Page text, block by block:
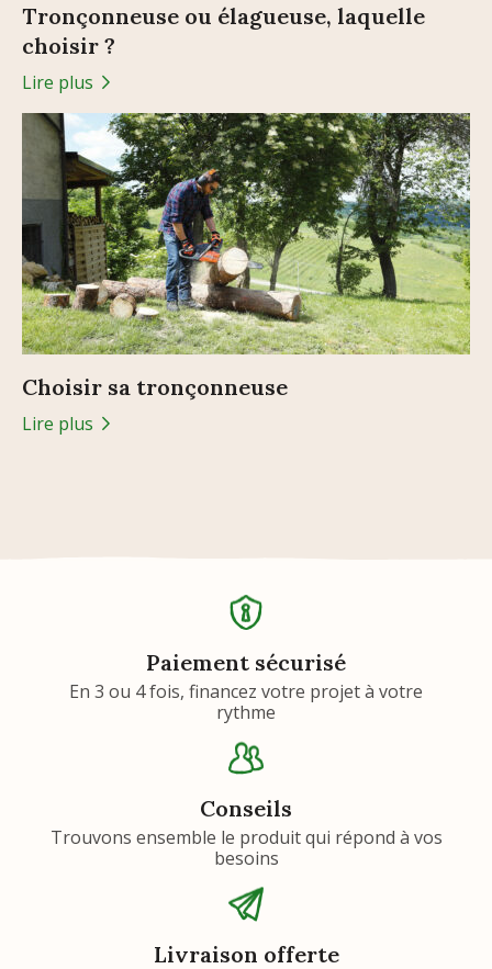
Tronçonneuse ou élagueuse, laquelle
choisir ?
Lire plus
Choisir sa tronçonneuse
Lire plus
Paiement sécurisé
En 3 ou 4 fois, financez votre projet à votre
rythme
Conseils
Trouvons ensemble le produit qui répond à vos
besoins
Livraison offerte